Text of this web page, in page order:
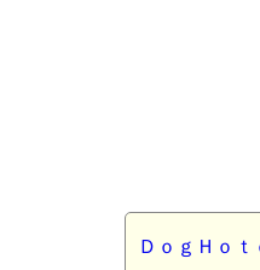
ＤｏｇＨｏ